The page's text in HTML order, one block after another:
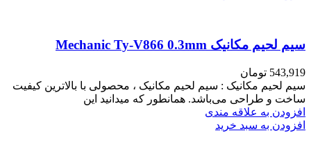
سیم لحیم مکانیک Mechanic Ty-V866 0.3mm
543,919 تومان
سیم لحیم مکانیک : سیم لحیم مکانیک ، محصولی با بالاترین کیفیت
ساخت و طراحی می‌باشد. همانطور که میدانید این
افزودن به علاقه مندی
افزودن به سبد خرید